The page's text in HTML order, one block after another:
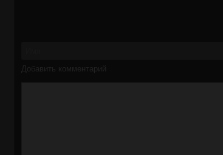
Добавить комментарий